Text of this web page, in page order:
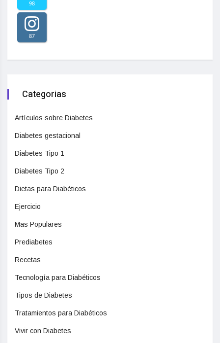
98
87
Categorias
Artículos sobre Diabetes
Diabetes gestacional
Diabetes Tipo 1
Diabetes Tipo 2
Dietas para Diabéticos
Ejercicio
Mas Populares
Prediabetes
Recetas
Tecnología para Diabéticos
Tipos de Diabetes
Tratamientos para Diabéticos
Vivir con Diabetes